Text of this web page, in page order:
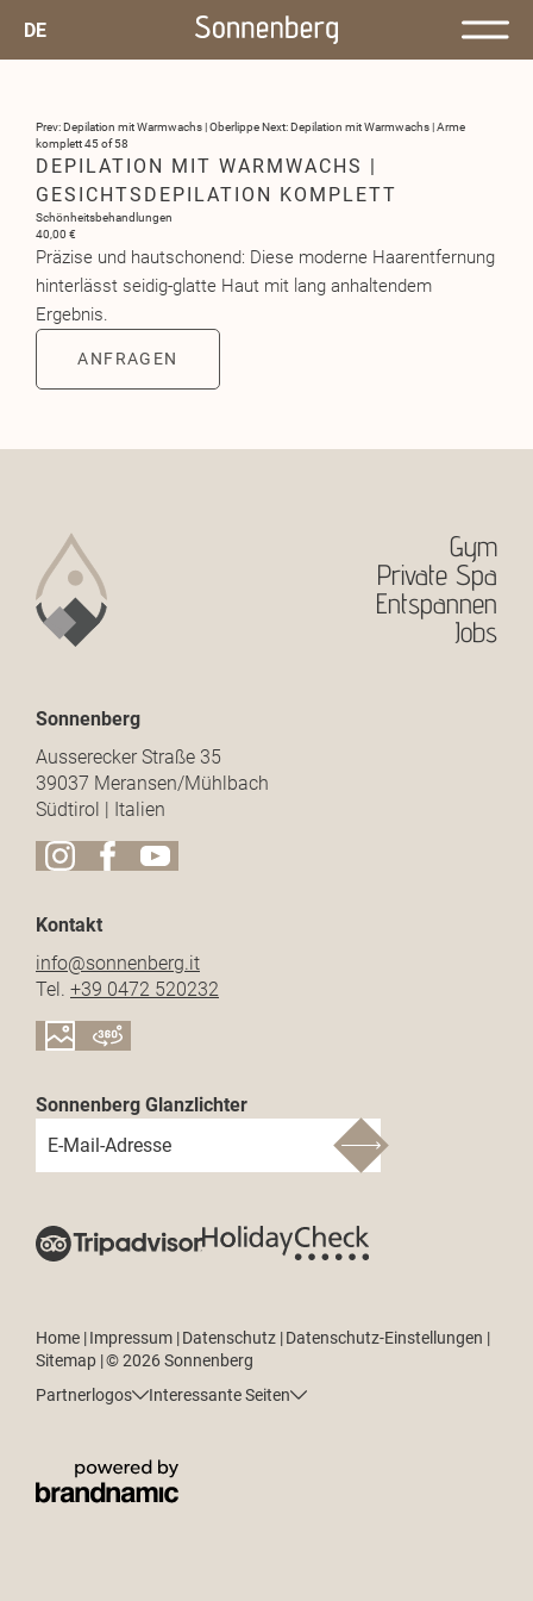
DE
Prev: Depilation mit Warmwachs | OberlippeNext: Depilation mit Warmwachs | Arme
komplett45 of 58
DEPILATION MIT WARMWACHS |
GESICHTSDEPILATION KOMPLETT
Schönheitsbehandlungen
40,00 €
Präzise und hautschonend: Diese moderne Haarentfernung
hinterlässt seidig-glatte Haut mit lang anhaltendem
Ergebnis.
ANFRAGEN
Gym
Private Spa
Entspannen
Jobs
Sonnenberg
Ausserecker Straße 35
39037 Meransen/Mühlbach
Südtirol | Italien
Kontakt
info@sonnenberg.it
Tel. +39 0472 520232
Sonnenberg Glanzlichter
E-Mail-Adresse
Home |Impressum |Datenschutz |Datenschutz-Einstellungen |
Sitemap |© 2026 Sonnenberg
Partnerlogos
Interessante Seiten